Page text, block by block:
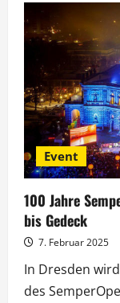
Event
100 Jahre
bis Gedeck
7. Februar 2025
In Dresden
des